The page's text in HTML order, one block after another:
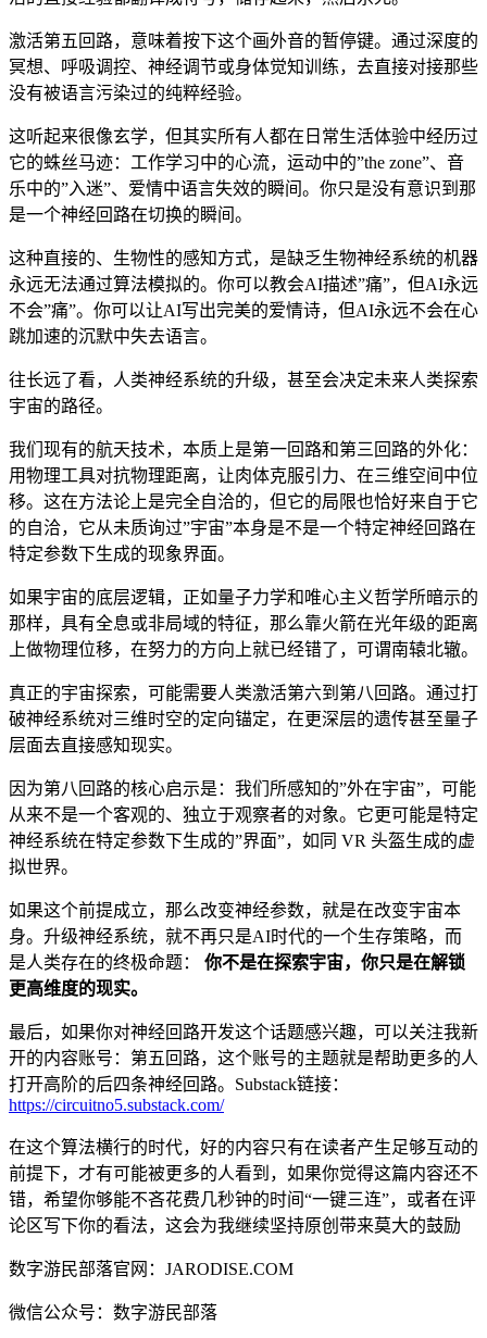
激活第五回路，意味着按下这个画外音的暂停键。通过深度的
冥想、呼吸调控、神经调节或身体觉知训练，去直接对接那些
没有被语言污染过的纯粹经验。
这听起来很像玄学，但其实所有人都在日常生活体验中经历过
它的蛛丝马迹：工作学习中的心流，运动中的”the zone”、音
乐中的”入迷”、爱情中语言失效的瞬间。你只是没有意识到那
是一个神经回路在切换的瞬间。
这种直接的、生物性的感知方式，是缺乏生物神经系统的机器
永远无法通过算法模拟的。你可以教会AI描述”痛”，但AI永远
不会”痛”。你可以让AI写出完美的爱情诗，但AI永远不会在心
跳加速的沉默中失去语言。
往长远了看，人类神经系统的升级，甚至会决定未来人类探索
宇宙的路径。
我们现有的航天技术，本质上是第一回路和第三回路的外化：
用物理工具对抗物理距离，让肉体克服引力、在三维空间中位
移。这在方法论上是完全自洽的，但它的局限也恰好来自于它
的自洽，它从未质询过”宇宙”本身是不是一个特定神经回路在
特定参数下生成的现象界面。
如果宇宙的底层逻辑，正如量子力学和唯心主义哲学所暗示的
那样，具有全息或非局域的特征，那么靠火箭在光年级的距离
上做物理位移，在努力的方向上就已经错了，可谓南辕北辙。
真正的宇宙探索，可能需要人类激活第六到第八回路。通过打
破神经系统对三维时空的定向锚定，在更深层的遗传甚至量子
层面去直接感知现实。
因为第八回路的核心启示是：我们所感知的”外在宇宙”，可能
从来不是一个客观的、独立于观察者的对象。它更可能是特定
神经系统在特定参数下生成的”界面”，如同 VR 头盔生成的虚
拟世界。
如果这个前提成立，那么改变神经参数，就是在改变宇宙本
身。升级神经系统，就不再只是AI时代的一个生存策略，而
是人类存在的终极命题： 你不是在探索宇宙，你只是在解锁
更高维度的现实。
最后，如果你对神经回路开发这个话题感兴趣，可以关注我新
开的内容账号：第五回路，这个账号的主题就是帮助更多的人
打开高阶的后四条神经回路。Substack链接：
https://circuitno5.substack.com/
在这个算法横行的时代，好的内容只有在读者产生足够互动的
前提下，才有可能被更多的人看到，如果你觉得这篇内容还不
错，希望你够能不吝花费几秒钟的时间“一键三连”，或者在评
论区写下你的看法，这会为我继续坚持原创带来莫大的鼓励
数字游民部落官网：JARODISE.COM
微信公众号：数字游民部落